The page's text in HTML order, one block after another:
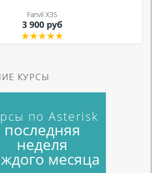
Fanvil X3S
3 900 руб
КУРСЫ
по Asterisk
последняя
неделя
месяца